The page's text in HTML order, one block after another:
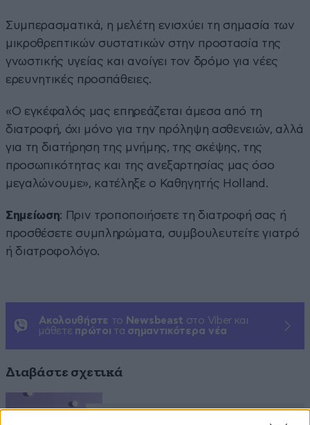
Συμπερασματικά, η μελέτη ενισχύει τη σημασία των
μικροθρεπτικών συστατικών στην προστασία της
γνωστικής υγείας και ανοίγει τον δρόμο για νέες
ερευνητικές προσπάθειες.
«Ο εγκέφαλός μας επηρεάζεται άμεσα από τη
διατροφή, όχι μόνο για την πρόληψη ασθενειών, αλλά
για τη διατήρηση της μνήμης, της σκέψης, της
προσωπικότητας και της ανεξαρτησίας μας όσο
μεγαλώνουμε», κατέληξε ο Καθηγητής Holland.
Σημείωση: Πριν τροποποιήσετε τη διατροφή σας ή
προσθέσετε συμπληρώματα, συμβουλευτείτε γιατρό
ή διατροφολόγο.
Ακολουθήστε το Newsbeast στο Viber και
μάθετε πρώτοι τα σημαντικότερα νέα
Διαβάστε σχετικά